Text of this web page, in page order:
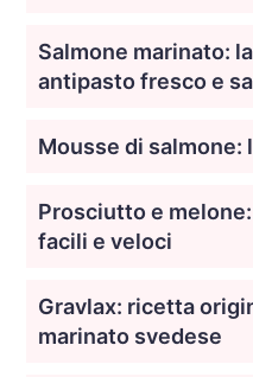
Salmone marinato:
antipasto fresco e
Mousse di salmone:
Prosciutto e
facili e veloci
Gravlax: ricetta
marinato svedese